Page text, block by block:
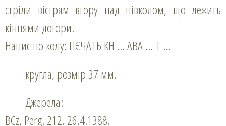
стріли вістрям вгору над півколом, що лежить
кінцями догори.
Напис по колу: ПЄЧАТЬ КН … АВА … Т …
кругла, розмір 37 мм.
Джерела:
BCz, Perg. 212. 26.4.1388.